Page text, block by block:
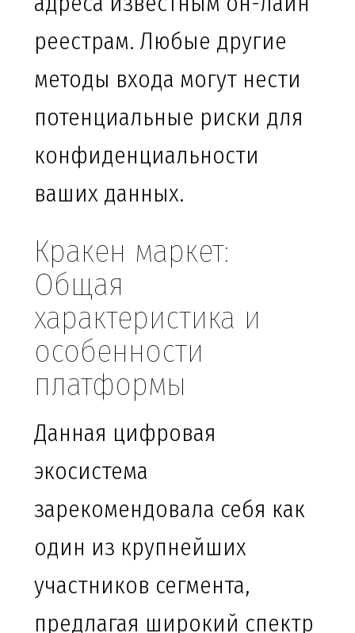
реестрам. Любые другие
методы входа могут нести
потенциальные риски для
конфиденциальности
ваших данных.
Кракен маркет:
Общая
характеристика и
особенности
платформы
Данная цифровая
экосистема
зарекомендовала себя как
один из крупнейших
участников сегмента,
предлагая широкий спектр